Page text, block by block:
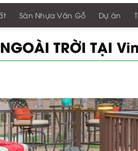
Sàn Nhựa Vân Gỗ Dự án
TRỜI TẠI